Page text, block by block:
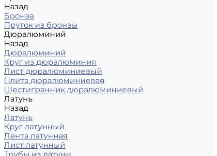
Назад
Бронза
Пруток из бронзы
Дюралюминий
Назад
Дюралюминий
Круг из дюралюминия
Лист дюралюминиевый
Плита дюралюминиевая
Шестигранник дюралюминиевый
Латунь
Назад
Латунь
Круг латунный
Лента латунная
Лист латунный